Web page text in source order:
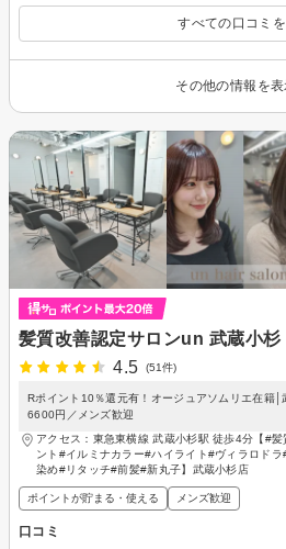
すべての口コミ
その他の情報を表
髪質改善認定サロンun 武蔵小杉
4.5
(51件)
Rポイント10％還元有！オージュアソムリエ在籍│
6600円／メンズ歓迎
アクセス：東急東横線 武蔵小杉駅 徒歩4分【#
ント#イルミナカラー#ハイライト#ヴィラロド
染め#リタッチ#前髪#新丸子】武蔵小杉店
ポイントが貯まる・使える メンズ歓迎
口コミ